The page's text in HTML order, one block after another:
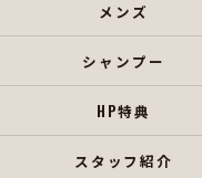
メンズ
シャンプー
HP特典
スタッフ紹介